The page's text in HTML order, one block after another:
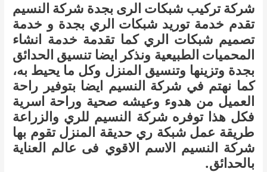
شركة تركيب شبكات الرى بجدة شركة النسيم
تقدم خدمة توريد شبكات الري بجدة و خدمة
تصميم شبكات الري كما تقدمة خدمة انشاء
المحميات الطبيعية ونذكر ايضا تنسيق الحدائق
بجدة وتزينها وتنسيق المنزل وكل ما يحيط به،
كما نهتم في شركة النسيم ايضا بتوفير راحة
العميل من هدوء وعيشه صحية وراحة اسرية
فكل هذا توفره شركة النسيم للري والزراعة
طريقة عمل شبكة ري حديقة المنزل تقوم بها
شركة النسيم الاسم الاقوي فى عالم العناية
بالحدائق.